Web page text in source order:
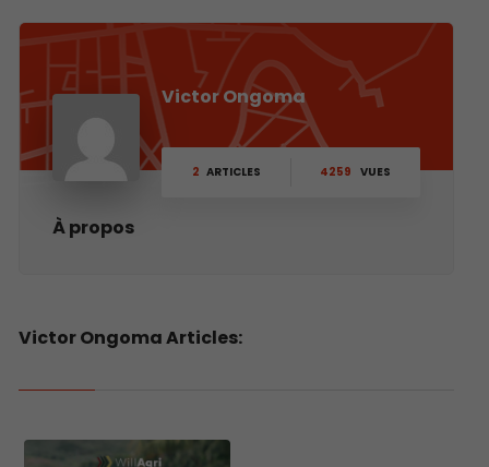
Victor Ongoma
2 ARTICLES 4259 VUES
À propos
Victor Ongoma Articles: